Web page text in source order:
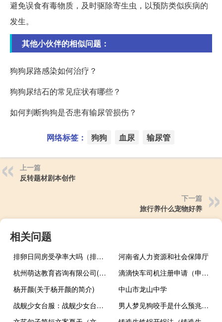
避免误食有毒物质，及时驱除寄生虫，以预防类似疾病的
发生。
其他小伙伴的相似问题：
狗狗尿路感染如何治疗？
狗狗尿结石的常见症状有哪些？
如何判断狗狗是否患有输尿管损伤？
网络标签： 狗狗 血尿 输尿管
上一篇
反转题材剧本创作
下一篇
旅行养什么宠物好养
相关问题
排卵日同房受孕率大吗（排卵日同房受孕率99%吗）
河南省人力资源和社会保障厅
杭州萌达教育咨询有限公司(关于杭州萌达教育咨询有限公司的简介)
滴滴快车司机注册申请（申请滴滴快车需要什么条件）
杨开颜(关于杨开颜的简介)
中山市龙山中学
战舰少女台服：战舰少女台服更名战舰少女R 台服官网正式上线
男人梦见狗咬手是什么预兆（男人梦见狗咬手是什么意思）